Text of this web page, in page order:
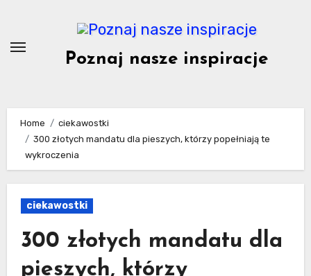
content
Poznaj nasze inspiracje
Home
ciekawostki
300 złotych mandatu dla pieszych, którzy popełniają te
wykroczenia
ciekawostki
300 złotych mandatu dla
pieszych, którzy